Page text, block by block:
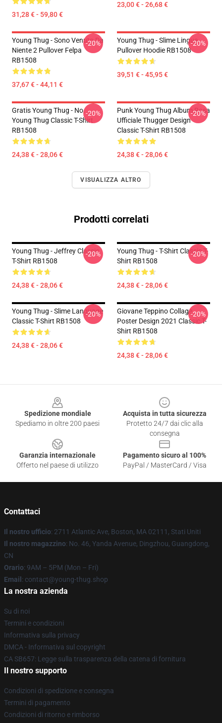
31,28 € - 59,80 €
23,00 € - 26,68 €
Young Thug - Sono Venuto Da
Niente 2 Pullover Felpa
RB1508
37,67 € - 44,11 €
-20%
Young Thug - Slime Lingua
Pullover Hoodie RB1508
39,51 € - 45,95 €
-20%
Gratis Young Thug - No.
Young Thug Classic T-Shirt
RB1508
24,38 € - 28,06 €
-20%
Punk Young Thug Album Rosa
Ufficiale Thugger Design
Classic T-Shirt RB1508
24,38 € - 28,06 €
-20%
VISUALIZZA ALTRO
Prodotti correlati
Young Thug - Jeffrey Classic
T-Shirt RB1508
24,38 € - 28,06 €
-20%
Young Thug - T-Shirt Classic T-
Shirt RB1508
24,38 € - 28,06 €
-20%
Young Thug - Slime Language
Classic T-Shirt RB1508
24,38 € - 28,06 €
-20%
Giovane Teppino Collage
Poster Design 2021 Classic T-
Shirt RB1508
24,38 € - 28,06 €
-20%
Spedizione mondiale
Spediamo in oltre 200 paesi
Acquista in tutta sicurezza
Protetto 24/7 dai clic alla
consegna
Garanzia internazionale
Offerto nel paese di utilizzo
Pagamento sicuro al 100%
PayPal / MasterCard / Visa
Contattaci
Il nostro ufficio: 2711 Atlantic Ave, Boston, MA 02111, Stati Uniti
Il nostro magazzino: No. 46, Yanda Avenue, Dingzhou, Guangdong,
CN
Orario: 9AM – 5PM (Mon – Fri)
Email : contact@young-thug.shop
La nostra azienda
Su di noi
Termini e condizioni
Informativa sulla privacy
DMCA - Informativa sul copyright
CA SB657: Legge sulla trasparenza della catena di fornitura
Il nostro supporto
Condizioni di spedizione e consegna
Termini di pagamento
Condizioni di ritorno e rimborso